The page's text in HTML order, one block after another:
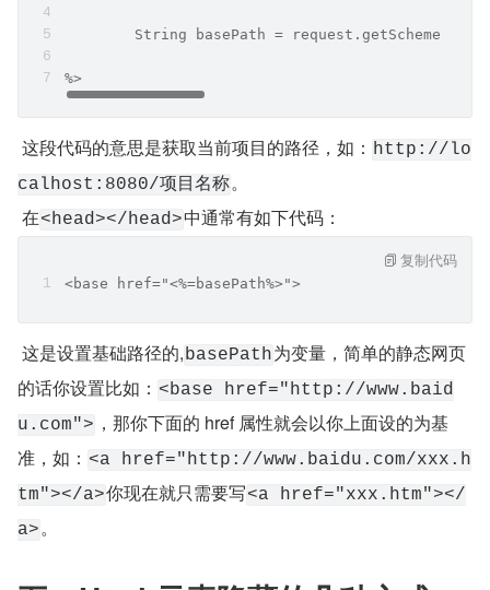
String basePath =
%>
这段代码的意思是获取当前项目的路径，如： http://lo
calhost:8080/项目名称。
在<head></head>中通常有如下代码：
<base href="<%=basePath%>">
复制代码
这是设置基础路径的,basePath为变量，简单的静态网页
的话你设置比如： <base href="http://www.baid
u.com"> ，那你下面的 href 属性就会以你上面设的为基
准，如： <a href="http://www.baidu.com/xxx.h
tm"></a>你现在就只需要写<a href="xxx.htm"></
a>。